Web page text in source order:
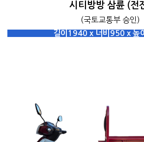
시티방방 삼륜 (전
(국토교통부 승인)
길이1940 x 너비950 x 높